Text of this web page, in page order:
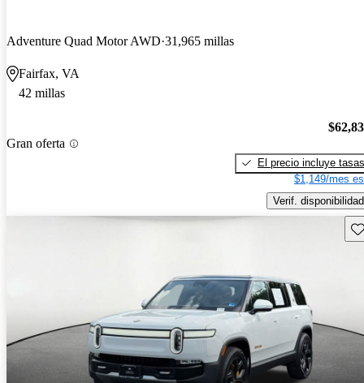
Adventure Quad Motor AWD 31,965 millas
Fairfax, VA
42 millas
Gran oferta
El precio incluye tasas
$1,149/mes
Verif. disponibilidad